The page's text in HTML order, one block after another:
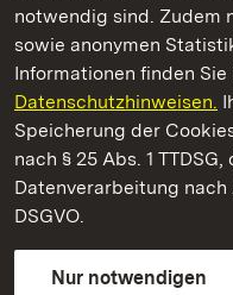
notwendig sind. Zudem
sowie anonymen
Informationen finden Sie
Datenschutzhinweisen.
Speicherung der
nach § 25 Abs. 1
Datenverarbeitung nach
DSGVO.
Nur notwendigen
Residenzschloss Urach
Staatliche Schlösser
Kontakt
Gebärdensprache
Erklärung zur